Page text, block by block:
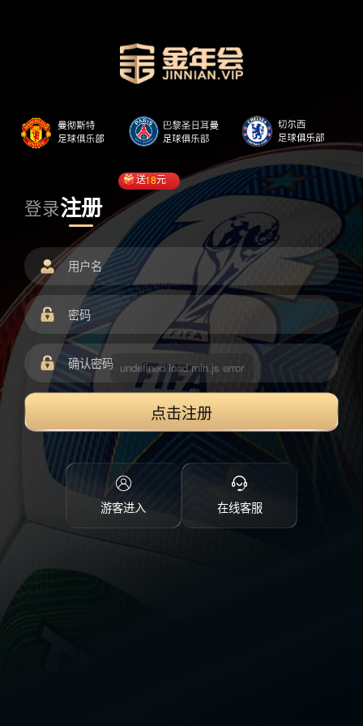
登录注册
送18元
点击注册
游客进入 在线客服